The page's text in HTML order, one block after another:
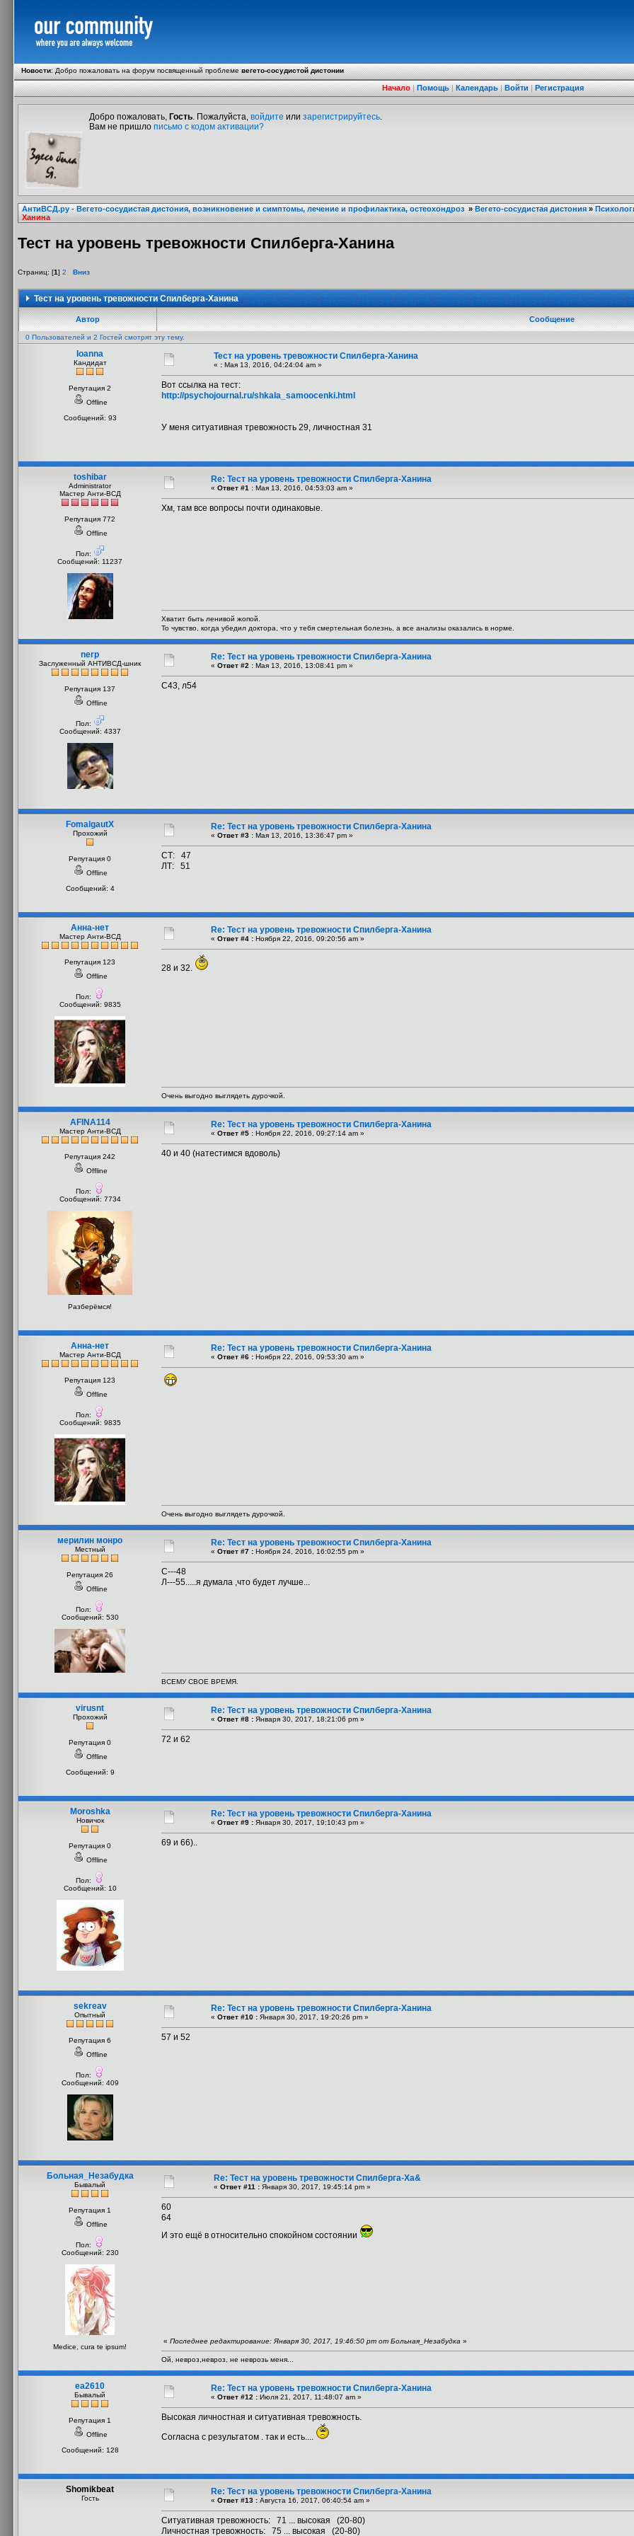
Новости:Добро пожаловать на форум посвященный проблемевегето-сосудистой дистонии
Начало|Помощь|Календарь|Войти|Регистрация
Добро пожаловать, Гость. Пожалуйста, войдите или зарегистрируйтесь.
Вам не пришло письмо с кодом активации?
АнтиВСД.ру - Вегето-сосудистая дистония, возникновение и симптомы, лечение и профилактика, остеохондроз»Вегето-сосудистая дистония»
Ханина
Тест на уровень тревожности Спилберга-Ханина
Страниц: [1] 2 Вниз
Тест на уровень тревожности Спилберга-Ханина
Автор Сообщение
0 Пользователей и 2 Гостей смотрят эту тему.
Ioanna
Кандидат
Репутация 2
Offline
Сообщений: 93
Тест на уровень тревожности Спилберга-Ханина
« : Мая 13, 2016, 04:24:04 am »
Вот ссылка на тест:
http://psychojournal.ru/shkala_samoocenki.html
У меня ситуативная тревожность 29, личностная 31
toshibar
Administrator
Мастер Анти-ВСД
Репутация 772
Offline
Пол:
Сообщений: 11237
Re: Тест на уровень тревожности Спилберга-Ханина
« Ответ #1 : Мая 13, 2016, 04:53:03 am »
Хм, там все вопросы почти одинаковые.
Хватит быть ленивой жопой.
То чувство, когда убедил доктора, что у тебя смертельная болезнь, а все анализы оказались в норме.
nerp
Заслуженный АНТИВСД-шник
Репутация 137
Offline
Пол:
Сообщений: 4337
Re: Тест на уровень тревожности Спилберга-Ханина
« Ответ #2 : Мая 13, 2016, 13:08:41 pm »
С43, л54
FomalgautX
Прохожий
Репутация 0
Offline
Сообщений: 4
Re: Тест на уровень тревожности Спилберга-Ханина
« Ответ #3 : Мая 13, 2016, 13:36:47 pm »
СТ: 47
ЛТ: 51
Анна-нет
Мастер Анти-ВСД
Репутация 123
Offline
Пол:
Сообщений: 9835
Re: Тест на уровень тревожности Спилберга-Ханина
« Ответ #4 : Ноября 22, 2016, 09:20:56 am »
28 и 32.
Очень выгодно выглядеть дурочкой.
AFINA114
Мастер Анти-ВСД
Репутация 242
Offline
Пол:
Сообщений: 7734
Разберёмся!
Re: Тест на уровень тревожности Спилберга-Ханина
« Ответ #5 : Ноября 22, 2016, 09:27:14 am »
40 и 40 (натестимся вдоволь)
Анна-нет
Мастер Анти-ВСД
Репутация 123
Offline
Пол:
Сообщений: 9835
Re: Тест на уровень тревожности Спилберга-Ханина
« Ответ #6 : Ноября 22, 2016, 09:53:30 am »
Очень выгодно выглядеть дурочкой.
мерилин монро
Местный
Репутация 26
Offline
Пол:
Сообщений: 530
Re: Тест на уровень тревожности Спилберга-Ханина
« Ответ #7 : Ноября 24, 2016, 16:02:55 pm »
С---48
Л---55.....я думала ,что будет лучше...
ВСЕМУ СВОЕ ВРЕМЯ.
virusnt
Прохожий
Репутация 0
Offline
Сообщений: 9
Re: Тест на уровень тревожности Спилберга-Ханина
« Ответ #8 : Января 30, 2017, 18:21:06 pm »
72 и 62
Moroshka
Новичок
Репутация 0
Offline
Пол:
Сообщений: 10
Re: Тест на уровень тревожности Спилберга-Ханина
« Ответ #9 : Января 30, 2017, 19:10:43 pm »
69 и 66)..
sekreav
Опытный
Репутация 6
Offline
Пол:
Сообщений: 409
Re: Тест на уровень тревожности Спилберга-Ханина
« Ответ #10 : Января 30, 2017, 19:20:26 pm »
57 и 52
Больная_Незабудка
Бывалый
Репутация 1
Offline
Пол:
Сообщений: 230
Medice, cura te ipsum!
Re: Тест на уровень тревожности Спилберга-Ха&
« Ответ #11 : Января 30, 2017, 19:45:14 pm »
60
64
И это ещё в относительно спокойном состоянии
« Последнее редактирование: Января 30, 2017, 19:46:50 pm от Больная_Незабудка »
Ой, невроз,невроз, не неврозь меня...
ea2610
Бывалый
Репутация 1
Offline
Сообщений: 128
Re: Тест на уровень тревожности Спилберга-Ханина
« Ответ #12 : Июля 21, 2017, 11:48:07 am »
Высокая личностная и ситуативная тревожность.
Согласна с результатом . так и есть....
Shomikbeat
Гость
Re: Тест на уровень тревожности Спилберга-Ханина
« Ответ #13 : Августа 16, 2017, 06:40:54 am »
Ситуативная тревожность: 71 ... высокая (20-80)
Личностная тревожность: 75 ... высокая (20-80)